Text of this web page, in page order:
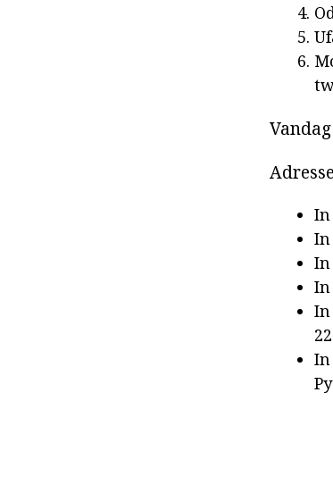
In
In
In
In
In
In